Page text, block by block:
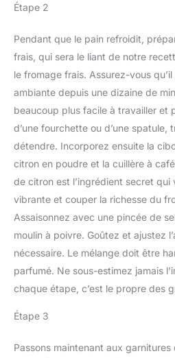
Étape 2
Pendant que le pain refroidit,
frais, qui sera le liant de notre
le fromage frais. Assurez-vous
ambiante depuis une dizaine de
beaucoup plus facile à travailler et
d’une fourchette ou d’une spatule,
détendre. Incorporez ensuite la
citron en poudre et la cuillère à
de citron est l’ingrédient secret
vibrante et couper la richesse du
Assaisonnez avec une pincée de
moulin à poivre. Goûtez et ajustez
nécessaire. Le mélange doit être
parfumé. Ne sous-estimez jamais
chaque étape, c’est le propre des
Étape 3
Passons maintenant aux